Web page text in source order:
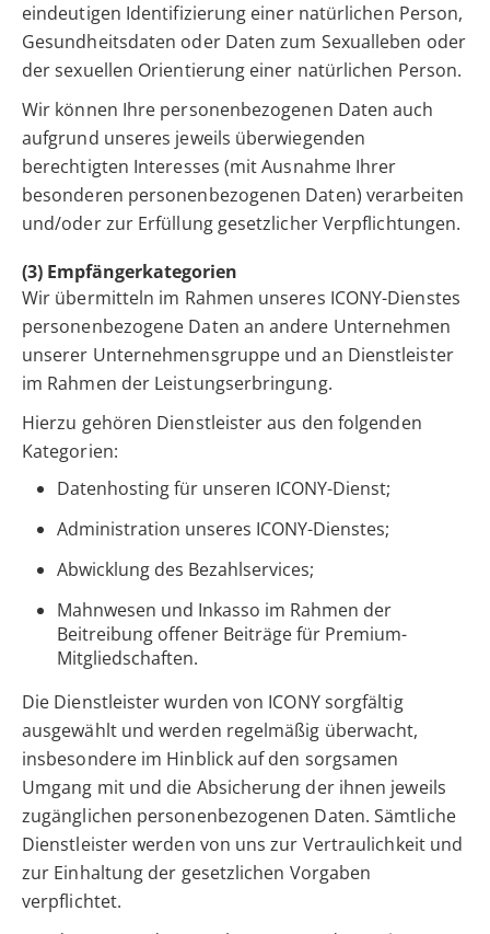
eindeutigen Identifizierung einer natürlichen Person,
Gesundheitsdaten oder Daten zum Sexualleben oder
der sexuellen Orientierung einer natürlichen Person.
Wir können Ihre personenbezogenen Daten auch
aufgrund unseres jeweils überwiegenden
berechtigten Interesses (mit Ausnahme Ihrer
besonderen personenbezogenen Daten) verarbeiten
und/oder zur Erfüllung gesetzlicher Verpflichtungen.
(3) Empfängerkategorien
Wir übermitteln im Rahmen unseres ICONY-Dienstes
personenbezogene Daten an andere Unternehmen
unserer Unternehmensgruppe und an Dienstleister
im Rahmen der Leistungserbringung.
Hierzu gehören Dienstleister aus den folgenden
Kategorien:
Datenhosting für unseren ICONY-Dienst;
Administration unseres ICONY-Dienstes;
Abwicklung des Bezahlservices;
Mahnwesen und Inkasso im Rahmen der
Beitreibung offener Beiträge für Premium-
Mitgliedschaften.
Die Dienstleister wurden von ICONY sorgfältig
ausgewählt und werden regelmäßig überwacht,
insbesondere im Hinblick auf den sorgsamen
Umgang mit und die Absicherung der ihnen jeweils
zugänglichen personenbezogenen Daten. Sämtliche
Dienstleister werden von uns zur Vertraulichkeit und
zur Einhaltung der gesetzlichen Vorgaben
verpflichtet.